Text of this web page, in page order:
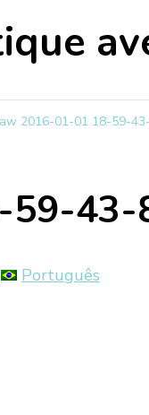
2016-01-01 18-59-
59-43-
Português